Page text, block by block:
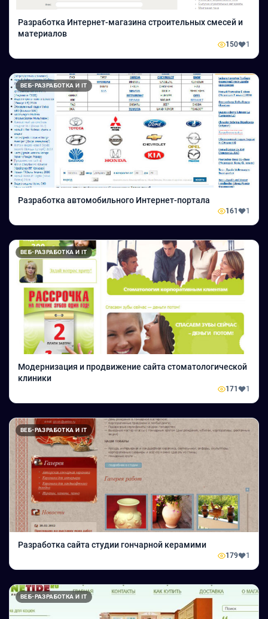
Разработка Интернет-магазина строительных смесей и
материалов
150 1
ВЕБ-РАЗРАБОТКА И IT
Разработка автомобильного Интернет-портала
161 1
ВЕБ-РАЗРАБОТКА И IT
Модернизация и продвижение сайта стоматологической
клиники
171 1
ВЕБ-РАЗРАБОТКА И IT
Разработка сайта студии гончарной керамими
179 1
ВЕБ-РАЗРАБОТКА И IT